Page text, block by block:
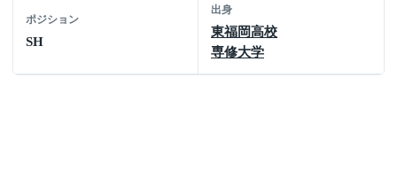
ポジション
SH
出身
東福岡高校
専修大学